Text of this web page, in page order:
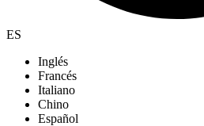
ES
Inglés
Francés
Italiano
Chino
Español